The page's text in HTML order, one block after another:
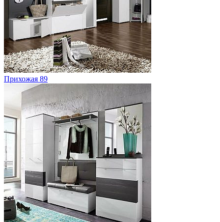
Прихожая 89